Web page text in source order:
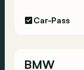
Car-Pass
BMW